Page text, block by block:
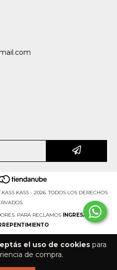
el uso de cookiespara
de compra.
KASS - 2026. TODOS LOS DERECHOS
PARA RECLAMOS INGRESÁ ACÁ.